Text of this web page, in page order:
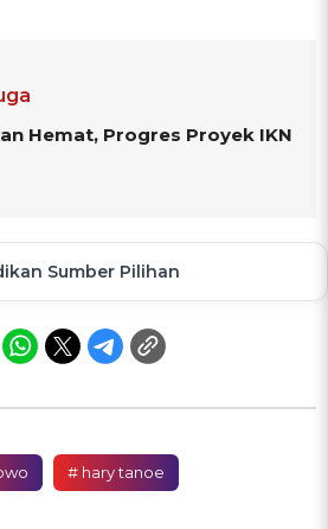
Hemat, Progres Proyek IKN
Sumber Pilihan
# hary tanoe